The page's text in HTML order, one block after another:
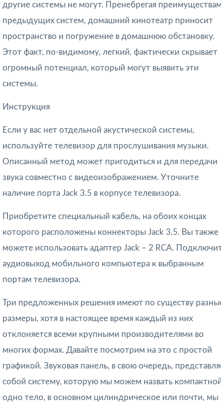
другие системы не могут. Пренебрегая
предыдущих систем, домашний кинотеатр приносит
пространство и погружение в домашнюю обстановку.
Этот факт, по-видимому, легкий, фактически скрывает
огромный потенциал, который могут выявить эти
системы.
Инструкция
Если у вас нет отдельной акустической системы,
используйте телевизор для прослушивания музыки.
Описанный метод может пригодиться и для передачи
звука совместно с видеоизображением. Уточните
наличие порта Jack 3.5 в корпусе телевизора.
Приобретите специальный кабель, на обоих концах
которого расположены коннекторы Jack 3.5. Вы также
можете использовать адаптер Jack – 2 RCA.
аудиовыход мобильного компьютера к выбранным
портам телевизора.
Три предложенных решения имеют по существу
размеры, хотя в настоящее время каждый из них
отклоняется всеми крупными производителями во
многих формах. Давайте посмотрим на это с простой
графикой. Звуковая панель, в свою очередь,
собой систему, которую мы можем назвать
одно тело, в основном цилиндрическое или почти, мы